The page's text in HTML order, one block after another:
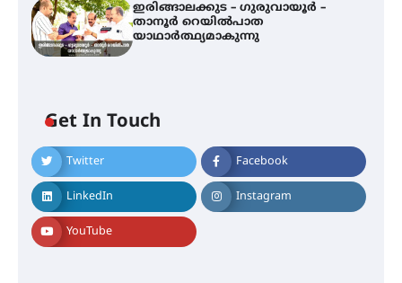
ഇരിങ്ങാലക്കുട – ഗുരുവായൂർ –
താനൂർ റെയിൽപാത
യാഥാർത്ഥ്യമാകുന്നു
Get In Touch
Twitter Facebook
LinkedIn Instagram
YouTube
എ.കെ.സി.സി.യുടെ സൗജന്യ
ആയുർവേദ മെഡിക്കൽ ക്യാമ്പ്